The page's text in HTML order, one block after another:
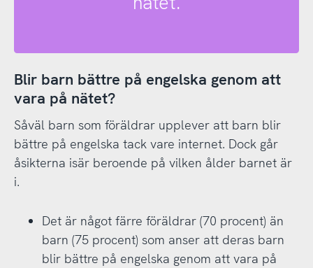
Blir barn bättre på engelska genom att
vara på nätet?
Såväl barn som föräldrar upplever att barn blir
bättre på engelska tack vare internet. Dock går
åsikterna isär beroende på vilken ålder barnet är
i.
Det är något färre föräldrar (70 procent) än
barn (75 procent) som anser att deras barn
blir bättre på engelska genom att vara på